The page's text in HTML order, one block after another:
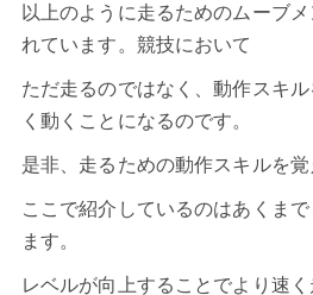
以上のように走るためのムーブ
れています。競技において
ただ走るのではなく、動作スキ
く動くことになるのです。
是非、走るための動作スキルを覚
ここで紹介しているのはあくま
ます。
レベルが向上することでより速